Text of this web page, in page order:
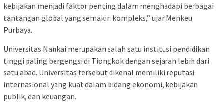
kebijakan menjadi faktor penting dalam menghadapi berbagai
tantangan global yang semakin kompleks,” ujar Menkeu
Purbaya.
Universitas Nankai merupakan salah satu institusi pendidikan
tinggi paling bergengsi di Tiongkok dengan sejarah lebih dari
satu abad. Universitas tersebut dikenal memiliki reputasi
internasional yang kuat dalam bidang ekonomi, kebijakan
publik, dan keuangan.